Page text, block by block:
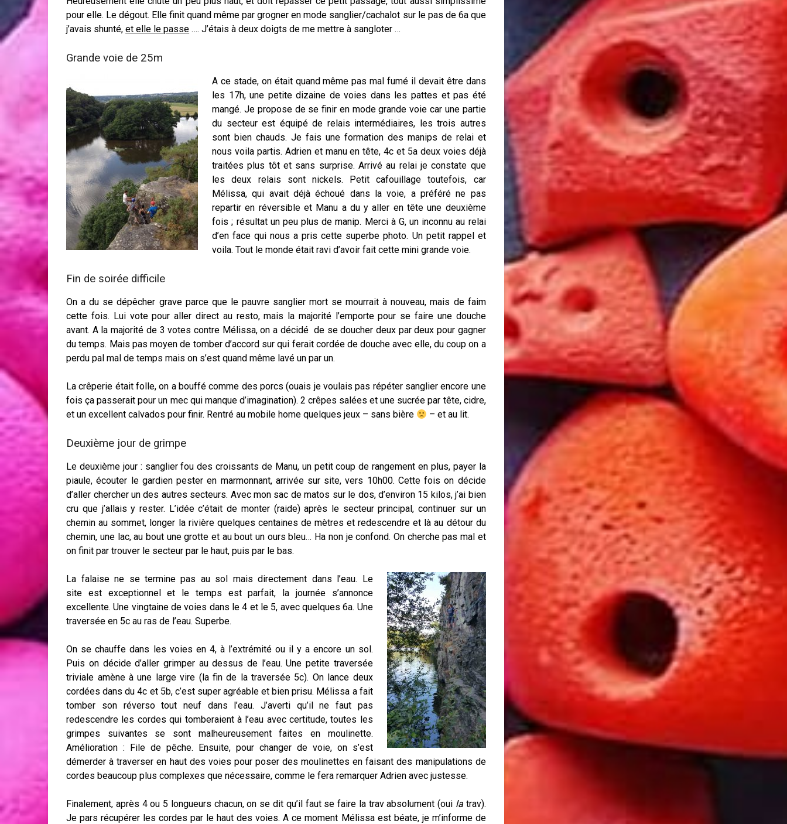
pour elle. Le dégout. Elle finit quand même par grogner en mode sanglier/cachalot sur le pas de 6a que
j’avais shunté,et elle le passe …. J’étais à deux doigts de me mettre à sangloter …
Grande voie de 25m
A ce stade, on était quand même pas mal fumé il devait être dans
les 17h, une petite dizaine de voies dans les pattes et pas été
mangé. Je propose de se finir en mode grande voie car une partie
du secteur est équipé de relais intermédiaires, les trois autres
sont bien chauds. Je fais une formation des manips de relai et
nous voila partis. Adrien et manu en tête, 4c et 5a deux voies déjà
traitées plus tôt et sans surprise. Arrivé au relai je constate que
les deux relais sont nickels. Petit cafouillage toutefois, car
Mélissa, qui avait déjà échoué dans la voie, a préféré ne pas
repartir en réversible et Manu a du y aller en tête une deuxième
fois ; résultat un peu plus de manip. Merci à G, un inconnu au relai
d’en face qui nous a pris cette superbe photo. Un petit rappel et
voila. Tout le monde était ravi d’avoir fait cette mini grande voie.
Fin de soirée difficile
On a du se dépêcher grave parce que le pauvre sanglier mort se mourrait à nouveau, mais de faim
cette fois. Lui vote pour aller direct au resto, mais la majorité l’emporte pour se faire une douche
avant. A la majorité de 3 votes contre Mélissa, on a décidé de se doucher deux par deux pour gagner
du temps. Mais pas moyen de tomber d’accord sur qui ferait cordée de douche avec elle, du coup on a
perdu pal mal de temps mais on s’est quand même lavé un par un.
La crêperie était folle, on a bouffé comme des porcs (ouais je voulais pas répéter sanglier encore une
fois ça passerait pour un mec qui manque d’imagination). 2 crêpes salées et une sucrée par tête, cidre,
et un excellent calvados pour finir. Rentré au mobile home quelques jeux – sans bière
– et au lit.
Deuxième jour de grimpe
Le deuxième jour : sanglier fou des croissants de Manu, un petit coup de rangement en plus, payer la
piaule, écouter le gardien pester en marmonnant, arrivée sur site, vers 10h00. Cette fois on décide
d’aller chercher un des autres secteurs. Avec mon sac de matos sur le dos, d’environ 15 kilos, j’ai bien
cru que j’allais y rester. L’idée c’était de monter (raide) après le secteur principal, continuer sur un
chemin au sommet, longer la rivière quelques centaines de mètres et redescendre et là au détour du
chemin, une lac, au bout une grotte et au bout un ours bleu… Ha non je confond. On cherche pas mal et
on finit par trouver le secteur par le haut, puis par le bas.
La falaise ne se termine pas au sol mais directement dans l’eau. Le
site est exceptionnel et le temps est parfait, la journée s’annonce
excellente. Une vingtaine de voies dans le 4 et le 5, avec quelques 6a. Une
traversée en 5c au ras de l’eau. Superbe.
On se chauffe dans les voies en 4, à l’extrémité ou il y a encore un sol.
Puis on décide d’aller grimper au dessus de l’eau. Une petite traversée
triviale amène à une large vire (la fin de la traversée 5c). On lance deux
cordées dans du 4c et 5b, c’est super agréable et bien prisu. Mélissa a fait
tomber son réverso tout neuf dans l’eau. J’averti qu’il ne faut pas
redescendre les cordes qui tomberaient à l’eau avec certitude, toutes les
grimpes suivantes se sont malheureusement faites en moulinette.
Amélioration : File de pêche. Ensuite, pour changer de voie, on s’est
démerder à traverser en haut des voies pour poser des moulinettes en faisant des manipulations de
cordes beaucoup plus complexes que nécessaire, comme le fera remarquer Adrien avec justesse.
Finalement, après 4 ou 5 longueurs chacun, on se dit qu’il faut se faire la trav absolument (oui latrav).
Je pars récupérer les cordes par le haut des voies. A ce moment Mélissa est béate, je m’informe de